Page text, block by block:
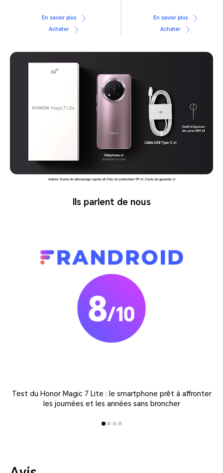
En savoir plus
Acheter
En savoir plus
Acheter
lls parlent de nous
Test du Honor Magic 7 Lite : le smartphone prêt à affronter
les journées et les années sans broncher